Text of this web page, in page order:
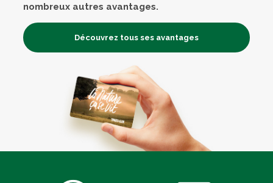
nombreux autres avantages.
Découvrez tous ses avantages